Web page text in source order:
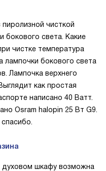
чисткой
бокового света. Какие
чистке температура
лампочки бокового света
Лампочка верхнего
как простая
написано 40 Ватт.
Osram halopin 25 Вт G9.
духовом шкафу возможна